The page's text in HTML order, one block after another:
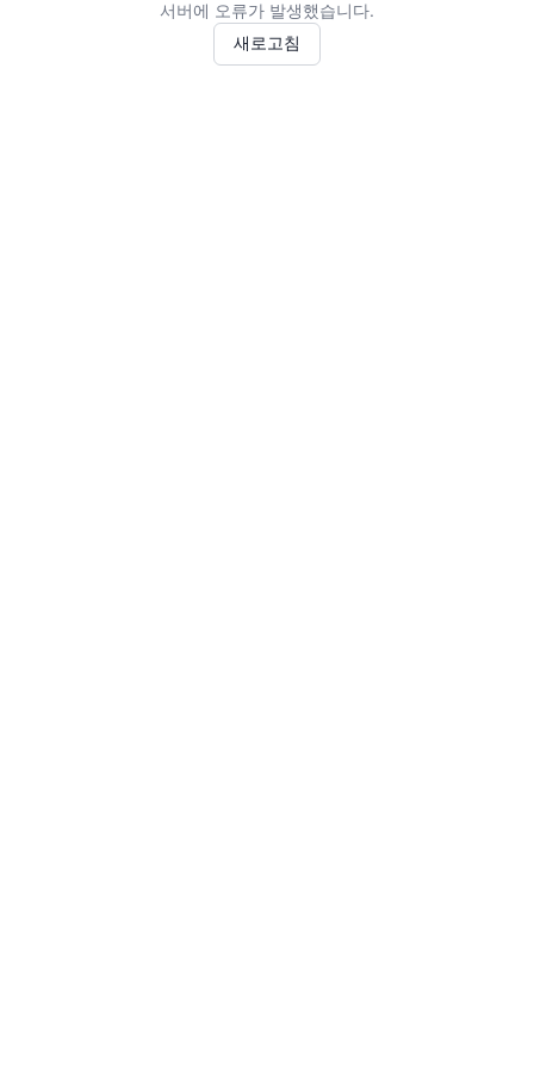
서버에 오류가 발생했습니다.
새로고침